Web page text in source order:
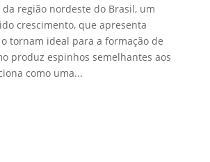
região nordeste do Brasil, um
crescimento, que apresenta
tornam ideal para a formação de
produz espinhos semelhantes aos
como uma...